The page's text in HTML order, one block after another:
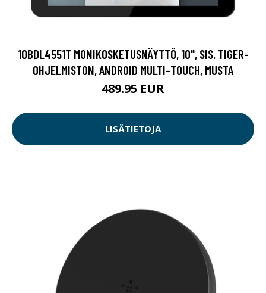
10BDL4551T MONIKOSKETUSNÄYTTÖ, 10", SIS. TIGER-
OHJELMISTON, ANDROID MULTI-TOUCH, MUSTA
489.95 EUR
LISÄTIETOJA